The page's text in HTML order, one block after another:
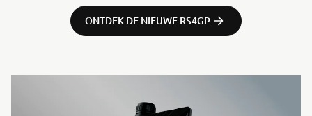
ONTDEK DE NIEUWE RS4GP